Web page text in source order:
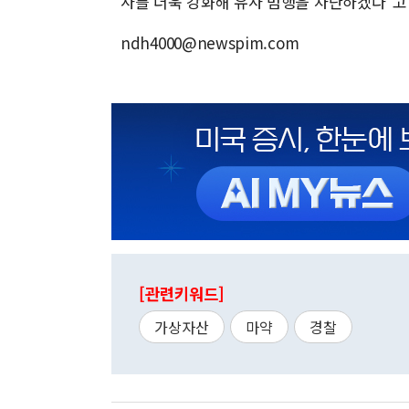
ndh4000@newspim.com
[관련키워드]
가상자산 마약 경찰